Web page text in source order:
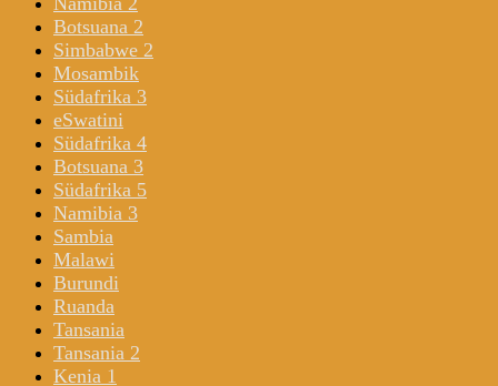
Botsuana 2
Simbabwe 2
Mosambik
Südafrika 3
eSwatini
Südafrika 4
Botsuana 3
Südafrika 5
Namibia 3
Sambia
Malawi
Burundi
Ruanda
Tansania
Tansania 2
Kenia 1